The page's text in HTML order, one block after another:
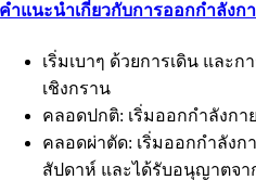
คำแนะนำเกี่ยวกับการออกกำลังก
เริ่มเบาๆ ด้วยการเดิน และ
เชิงกราน
คลอดปกติ: เริ่มออกกำลังกา
คลอดผ่าตัด: เริ่มออกกำลังก
สัปดาห์ และได้รับอนุญาตจา